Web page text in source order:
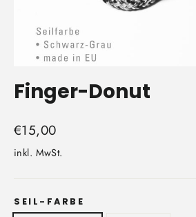
Finger-Donut
Normaler
Preis
€15,00
inkl. MwSt.
SEIL-FARBE